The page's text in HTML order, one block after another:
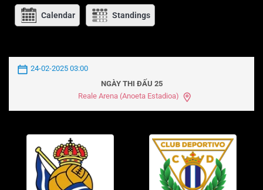
Calendar Standings
24-02-2025 03:00
NGÀY THI ĐẤU 25
Reale Arena (Anoeta Estadioa)